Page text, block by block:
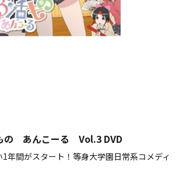
の あんこーる Vol.3 DVD
年間がスタート！等身大学園日常系コメディ